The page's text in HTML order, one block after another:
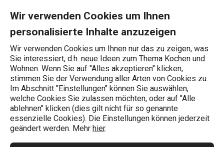
Wir verwenden Cookies um Ihnen
personalisierte Inhalte anzuzeigen
Wir verwenden Cookies um Ihnen nur das zu zeigen, was
Sie interessiert, d.h. neue Ideen zum Thema Kochen und
Wohnen. Wenn Sie auf "Alles akzeptieren" klicken,
stimmen Sie der Verwendung aller Arten von Cookies zu.
Im Abschnitt "Einstellungen" können Sie auswählen,
welche Cookies Sie zulassen möchten, oder auf "Alle
ablehnen" klicken (dies gilt nicht für so genannte
essenzielle Cookies). Die Einstellungen können jederzeit
geändert werden. Mehr hier.
Wonach suchen Sie?
Süß
Mango-Smoothie-
Bowl
Rezepte Süß 3.3.2025